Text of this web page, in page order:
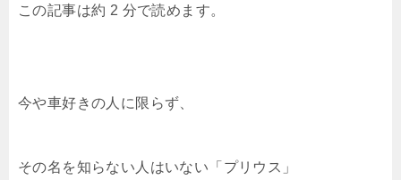
c
o
k
tt
e
c
e
この記事は約 2 分で読めます。
今や車好きの人に限らず、
その名を知らない人はいない「プリウス」